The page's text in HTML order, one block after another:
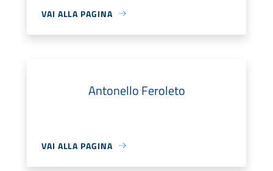
VAI ALLA PAGINA
Antonello Feroleto
VAI ALLA PAGINA